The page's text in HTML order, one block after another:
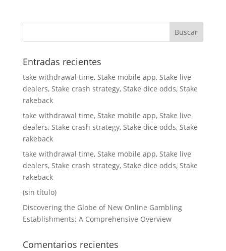
Entradas recientes
take withdrawal time, Stake mobile app, Stake live
dealers, Stake crash strategy, Stake dice odds, Stake
rakeback
take withdrawal time, Stake mobile app, Stake live
dealers, Stake crash strategy, Stake dice odds, Stake
rakeback
take withdrawal time, Stake mobile app, Stake live
dealers, Stake crash strategy, Stake dice odds, Stake
rakeback
(sin título)
Discovering the Globe of New Online Gambling
Establishments: A Comprehensive Overview
Comentarios recientes